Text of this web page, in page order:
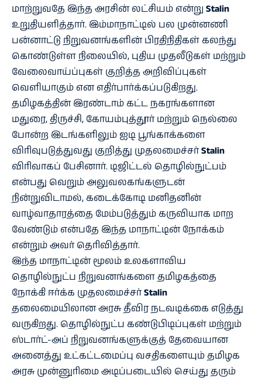
மாற்றுவதே இந்த அரசின் லட்சியம் என்று Stalin
உறுதியளித்தார். இம்மாநாட்டில் பல முன்னணி
பன்னாட்டு நிறுவனங்களின் பிரதிநிதிகள் கலந்து
கொண்டுள்ள நிலையில், புதிய முதலீடுகள் மற்றும்
வேலைவாய்ப்புகள் குறித்த அறிவிப்புகள்
வெளியாகும் என எதிர்பார்க்கப்படுகிறது.
தமிழகத்தின் இரண்டாம் கட்ட நகரங்களான
மதுரை, திருச்சி, கோயம்புத்தூர் மற்றும் நெல்லை
போன்ற இடங்களிலும் ஐடி பூங்காக்களை
விரிவுபடுத்துவது குறித்து முதலமைச்சர்Stalin
விரிவாகப் பேசினார். டிஜிட்டல் தொழில்நுட்பம்
என்பது வெறும் அலுவலகங்களுடன்
நின்றுவிடாமல், கடைக்கோடி மனிதனின்
வாழ்வாதாரத்தை மேம்படுத்தும் கருவியாக மாற
வேண்டும் என்பதே இந்த மாநாட்டின் நோக்கம்
என்றும் அவர் தெரிவித்தார்.
இந்த மாநாட்டின் மூலம் உலகளாவிய
தொழில்நுட்ப நிறுவனங்களை தமிழகத்தை
நோக்கி ஈர்க்க முதலமைச்சர்Stalin
தலைமையிலான அரசு தீவிர நடவடிக்கை எடுத்து
வருகிறது. தொழில்நுட்ப கண்டுபிடிப்புகள் மற்றும்
ஸ்டார்ட்-அப் நிறுவனங்களுக்குத் தேவையான
அனைத்து உட்கட்டமைப்பு வசதிகளையும் தமிழக
அரசு முன்னுரிமை அடிப்படையில் செய்து தரும்